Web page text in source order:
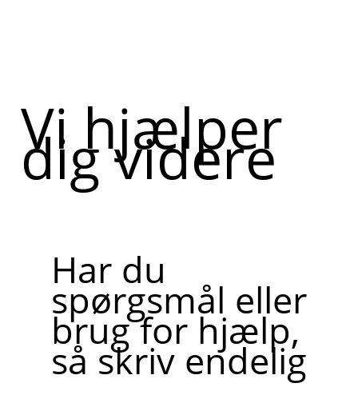
Vi hjælper
dig videre
Har du
spørgsmål eller
brug for hjælp,
så skriv endelig